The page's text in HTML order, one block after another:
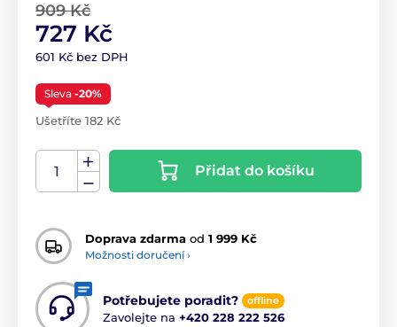
909 Kč
727 Kč
601 Kč bez DPH
Sleva -20%
Ušetříte 182 Kč
Přidat do košíku
Doprava zdarma od 1 999 Kč
Možnosti doručení ›
Potřebujete poradit? offline
Zavolejte na +420 228 222 526